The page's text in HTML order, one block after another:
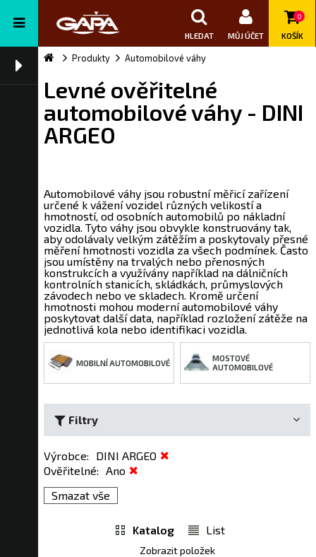
HLEDAT MŮJ ÚČET
0
KOŠÍK
Produkty Automobilové váhy
Levné ověřitelné
automobilové váhy - DINI
ARGEO
Automobilové váhy jsou robustní měřicí zařízení
určené k vážení vozidel různých velikostí a
hmotností, od osobních automobilů po nákladní
vozidla. Tyto váhy jsou obvykle konstruovány tak,
aby odolávaly velkým zátěžím a poskytovaly přesné
měření hmotnosti vozidla za všech podmínek. Často
jsou umístěny na trvalých nebo přenosných
konstrukcích a využívány například na dálničních
kontrolních stanicích, skládkách, průmyslových
závodech nebo ve skladech. Kromě určení
hmotnosti mohou moderní automobilové váhy
poskytovat další data, například rozložení zátěže na
jednotlivá kola nebo identifikaci vozidla.
MOBILNÍ AUTOMOBILOVÉ
MOSTOVÉ
AUTOMOBILOVÉ
Filtry
Výrobce:
DINI ARGEO
Ověřitelné: Ano
Smazat vše
Katalog List
Zobrazit položek